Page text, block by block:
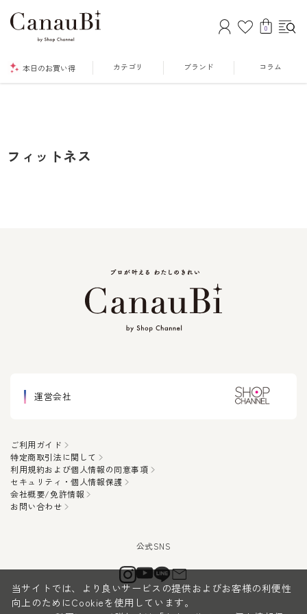
0
本日のお買い得 カテゴリ ブランド コラム
フィットネス
運営会社
ご利用ガイド
特定商取引法に関して
利用規約および個人情報の同意事項
セキュリティ・個人情報保護
会社概要/免許情報
お問い合わせ
当サイトでは、より良いサービスの提供およびお客様の利便性
向上のためにCookieを使用しています。